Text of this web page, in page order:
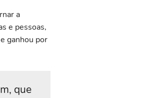
a
e pessoas,
ganhou por
que